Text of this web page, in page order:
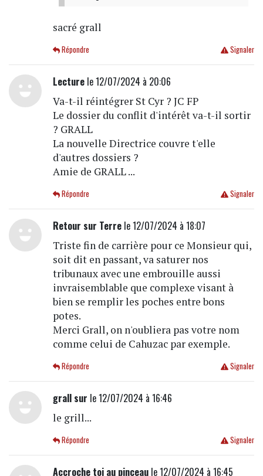
sacré grall
Signaler
Répondre
Lecturele 12/07/2024 à 20:06
Va-t-il réintégrer St Cyr ? JC FP
Le dossier du conflit d'intérêt va-t-il sortir
? GRALL
La nouvelle Directrice couvre t'elle
d'autres dossiers ?
Amie de GRALL ...
Signaler
Répondre
Retour sur Terrele 12/07/2024 à 18:07
Triste fin de carrière pour ce Monsieur qui,
soit dit en passant, va saturer nos
tribunaux avec une embrouille aussi
invraisemblable que complexe visant à
bien se remplir les poches entre bons
potes.
Merci Grall, on n'oubliera pas votre nom
comme celui de Cahuzac par exemple.
Signaler
Répondre
grall sur le 12/07/2024 à 16:46
le grill...
Signaler
Répondre
Accroche toi au pinceaule 12/07/2024 à 16:45